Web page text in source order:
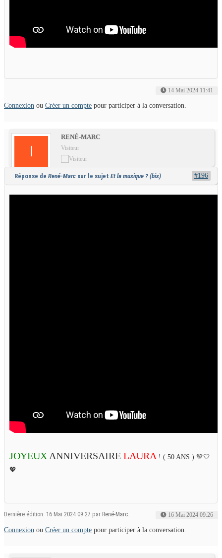
14 Mai 2024 11:41
Connexion ou Créer un compte pour participer à la conversation.
RENÉ-MARC
Visiteur
Réponse de René-Marc sur le sujet Et la musique ? (bis)
JOYEUXANNIVERSAIRE LAURA! ( 50 ANS ) 💚🤍
💖
Dernière édition: 16 Mai 2024 09:27 par René-Marc. 16 Mai 2024 09:26
#196
Connexion ou Créer un compte pour participer à la conversation.